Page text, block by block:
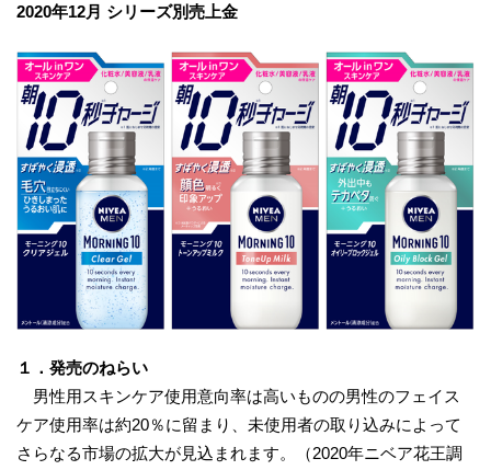
2020年12月 シリーズ別売上金
１．発売のねらい
男性用スキンケア使用意向率は高いものの男性のフェイス
ケア使用率は約20％に留まり、未使用者の取り込みによって
さらなる市場の拡大が見込まれます。（2020年ニベア花王調